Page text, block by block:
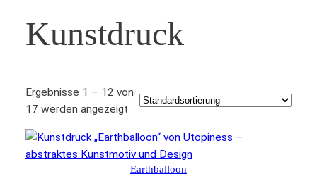
Kunstdruck
Ergebnisse 1 – 12 von
17 werden angezeigt
Earthballoon